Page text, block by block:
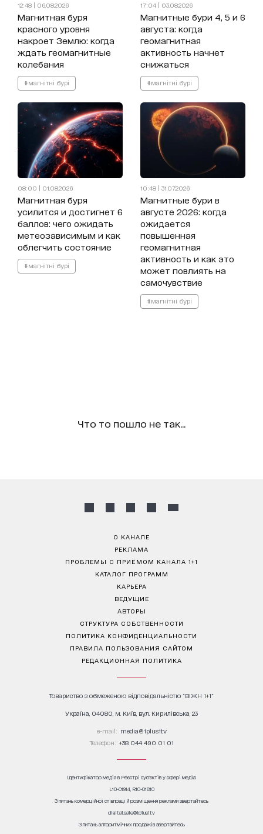
12:48 | 06.08.2026
Магнитная буря
красного уровня
накроет Землю: когда
ждать геомагнитные
колебания
#магнітні бурі
17:04 | 03.08.2026
Магнитные бури 4, 5 и 6
августа: когда
геомагнитная
активность начнет
снижаться
#магнітні бурі
08:00 | 01.08.2026
Магнитная буря
усилится и достигнет 6
баллов: чего ожидать
метеозависимым и как
облегчить состояние
#магнітні бурі
10:48 | 31.07.2026
Магнитные бури в
августе 2026: когда
ожидается
повышенная
геомагнитная
активность и как это
может повлиять на
самочувствие
#магнітні бурі
Что то пошло не так...
О КАНАЛЕ
РЕКЛАМА
ПРОБЛЕМЫ С ПРИЁМОМ КАНАЛА 1+1
КАТАЛОГ ПРОГРАММ
КАРЬЕРА
ВЕДУЩИЕ
АВТОРЫ
СТРУКТУРА СОБСТВЕННОСТИ
ПОЛИТИКА КОНФИДЕНЦИАЛЬНОСТИ
ПРАВИЛА ПОЛЬЗОВАНИЯ САЙТОМ
РЕДАКЦИОННАЯ ПОЛИТИКА
Товариство з обмеженою відповідальністю "ВІЖН 1+1"
Україна, 04080, м. Київ, вул. Кирилівська, 23
е-mail: media@1plus1.tv
Телефон: +38 044 490 01 01
Ідентифікатор медіа в Реєстрі суб’єктів у сфері медіа:
L10-01914, R10-01810
З питань комерційної співпраці й розміщення реклами звертайтесь
digital.sale@1plus1.tv
З питань алгоритмічних продажів звертайтесь